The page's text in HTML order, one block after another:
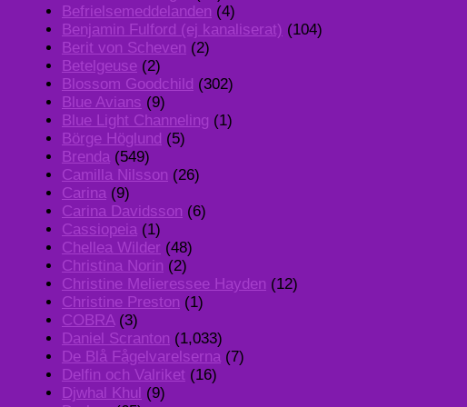
Befrielsemeddelanden (4)
Benjamin Fulford (ej kanaliserat) (104)
Berit von Scheven (2)
Betelgeuse (2)
Blossom Goodchild (302)
Blue Avians (9)
Blue Light Channeling (1)
Börge Höglund (5)
Brenda (549)
Camilla Nilsson (26)
Carina (9)
Carina Davidsson (6)
Cassiopeia (1)
Chellea Wilder (48)
Christina Norin (2)
Christine Melieressee Hayden (12)
Christine Preston (1)
COBRA(3)
Daniel Scranton (1,033)
De Blå Fågelvarelserna (7)
Delfin och Valriket (16)
Djwhal Khul (9)